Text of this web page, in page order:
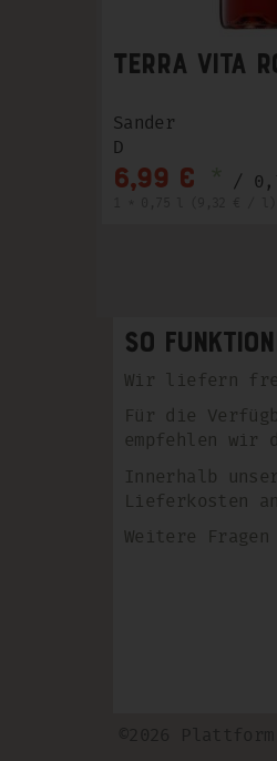
Terra Vita
Sander
D
6,99 € /
So
Wir liefern
Für die
empfehlen wir
Innerhalb
Lieferkosten
Weitere